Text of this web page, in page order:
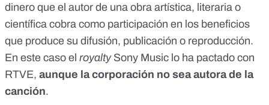
dinero que el autor de una obra artística, literaria o
científica cobra como participación en los beneficios
que produce su difusión, publicación o reproducción.
En este caso el royaltySony Music lo ha pactado con
RTVE, aunque la corporación no sea autora de la
canción.